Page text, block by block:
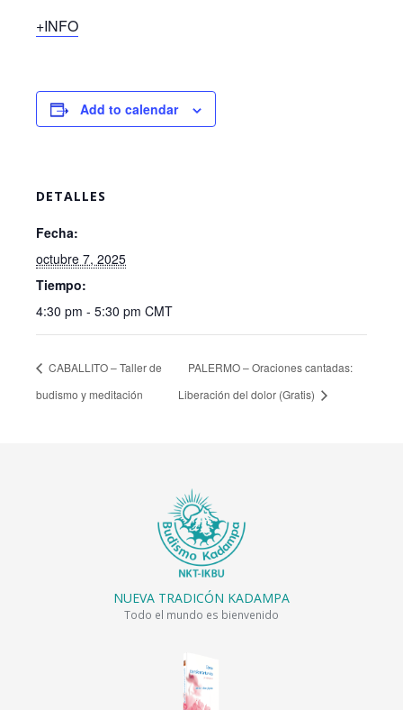
+INFO
Add to calendar
DETALLES
Fecha:
octubre 7, 2025
Tiempo:
4:30 pm - 5:30 pm CMT
CABALLITO – Taller de
budismo y meditación
PALERMO – Oraciones cantadas:
Liberación del dolor (Gratis)
NUEVA TRADICÓN KADAMPA
Todo el mundo es bienvenido